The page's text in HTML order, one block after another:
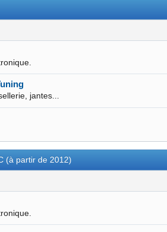
jantes...
(à partir de 2012)